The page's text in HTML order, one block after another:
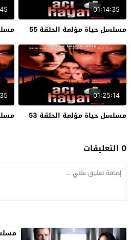
01:14:35
مسلسل حياة مؤلمة الحلقة 55
01:25:14
مسلسل حياة مؤلمة الحلقة 53
0 التعليقات